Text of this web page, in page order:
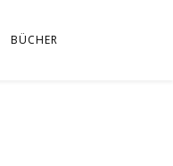
BÜCHER